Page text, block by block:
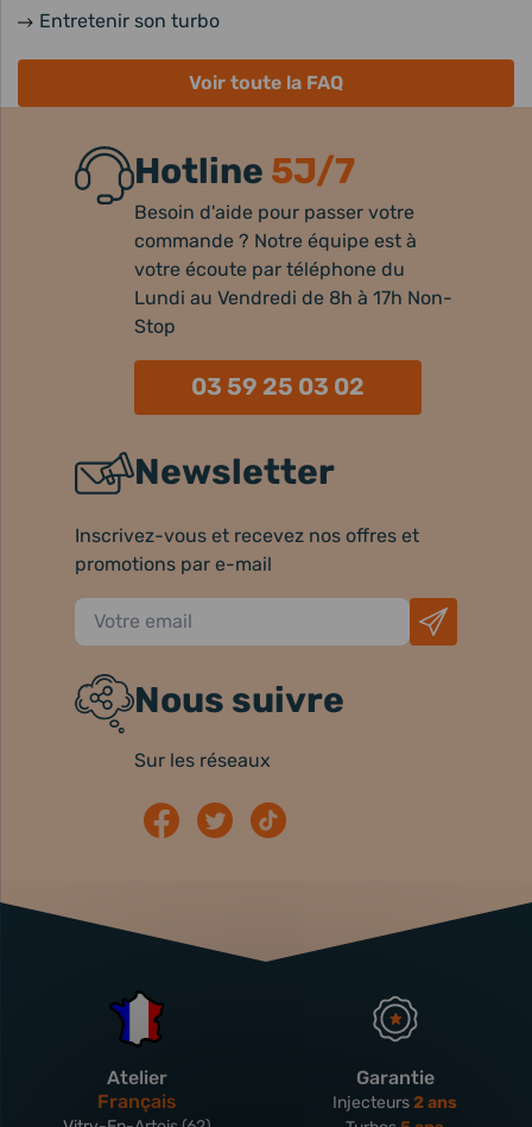
Entretenir son turbo
Voir toute la FAQ
Hotline 5J/7
Besoin d'aide pour passer votre
commande ? Notre équipe est à
votre écoute par téléphone du
Lundi au Vendredi de 8h à 17h Non-
Stop
03 59 25 03 02
Newsletter
Inscrivez-vous et recevez nos offres et
promotions par e-mail
Nous suivre
Sur les réseaux
Atelier
Français
Garantie
Injecteurs2 ans